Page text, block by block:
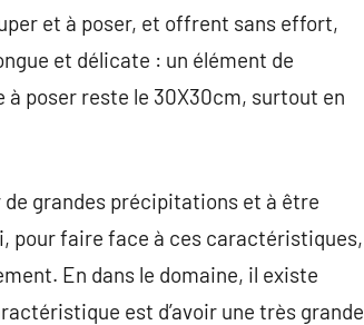
et à poser, et offrent sans effort,
et délicate : un élément de
poser reste le 30X30cm, surtout en
de grandes précipitations et à être
pour faire face à ces caractéristiques,
En dans le domaine, il existe
est d’avoir une très grande